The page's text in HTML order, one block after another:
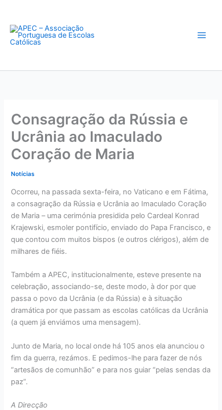
content
Consagração da Rússia e
Ucrânia ao Imaculado
Coração de Maria
Notícias
Ocorreu, na passada sexta-feira, no Vaticano e em Fátima,
a consagração da Rússia e Ucrânia ao Imaculado Coração
de Maria – uma cerimónia presidida pelo Cardeal Konrad
Krajewski, esmoler pontifício, enviado do Papa Francisco, e
que contou com muitos bispos (e outros clérigos), além de
milhares de fiéis.
Também a APEC, institucionalmente, esteve presente na
celebração, associando-se, deste modo, à dor por que
passa o povo da Ucrânia (e da Rússia) e à situação
dramática por que passam as escolas católicas da Ucrânia
(a quem já enviámos uma mensagem).
Junto de Maria, no local onde há 105 anos ela anunciou o
fim da guerra, rezámos. E pedimos-lhe para fazer de nós
“artesãos de comunhão” e para nos guiar “pelas sendas da
paz”.
A Direcção